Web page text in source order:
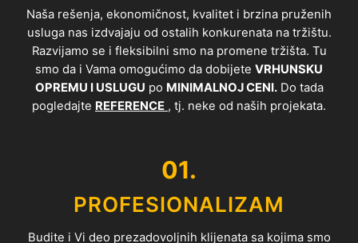
Naša rešenja, ekonomičnost, kvalitet i brzina pruženih
usluga nas izdvajaju od ostalih konkurenata na tržištu.
Razvijamo se i fleksibilni smo na promene tržišta. Tu
smo da i Vama omogućimo da dobijete VRHUNSKU
OPREMU I USLUGU po MINIMALNOJ CENI.Do tada
pogledajte REFERENCE , tj. neke od naših projekata.
01.
PROFESIONALIZAM
Budite i Vi deo prezadovoljnih klijenata sa kojima smo